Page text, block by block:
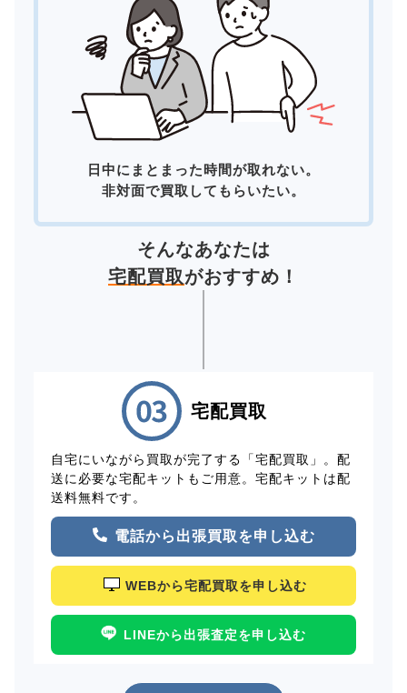
日中にまとまった時間が取れない。
非対面で買取してもらいたい。
そんなあなたは
宅配買取がおすすめ！
宅配買取
自宅にいながら買取が完了する「宅配買取」。配
送に必要な宅配キットもご用意。宅配キットは配
送料無料です。
電話から出張買取を申し込む
WEBから宅配買取を申し込む
LINEから出張査定を申し込む